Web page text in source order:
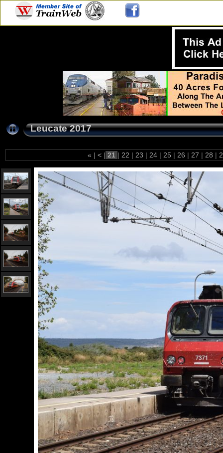
Leucate 2017
« | < | 21 | 22 | 23 | 24 | 25 | 26 | 27 | 28 |